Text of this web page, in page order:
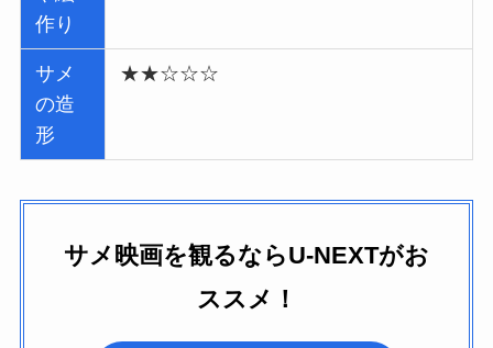
作り
サメ
の造
形
★★☆☆☆
サメ映画を観るならU-NEXTがお
ススメ！